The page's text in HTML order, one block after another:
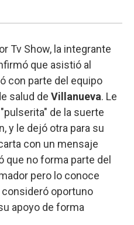
Tv Show, la integrante
que asistió al
con parte del equipo
salud de Villanueva. Le
de la suerte
y le dejó otra para su
con un mensaje
que no forma parte del
pero lo conoce
oportuno
apoyo de forma